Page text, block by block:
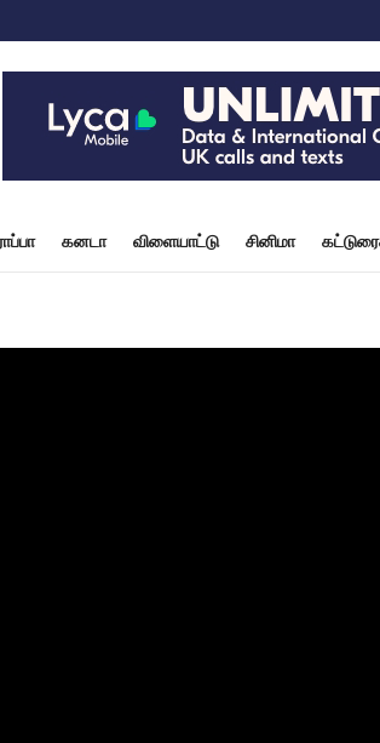
கனடா விளையாட்டு சினிமா